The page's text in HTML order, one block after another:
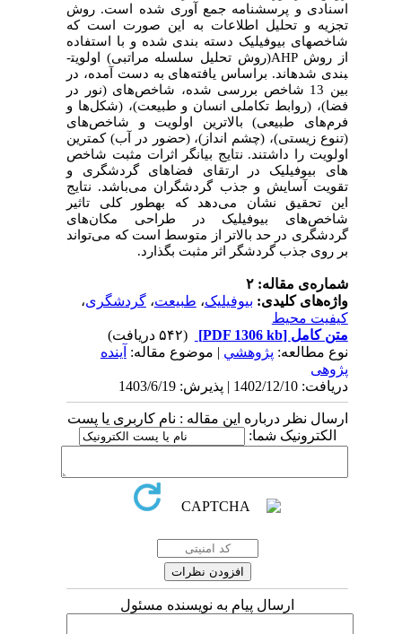
اسنادی و پرسشنامه جمع آوری شده است. روش
تجزیه و تحلیل اطلاعات به این صورت است که
شاخص­های بیوفیلیک دسته بندی شده و با استفاده
از روشAHP(روش تحلیل سلسله مراتبی) اولویت­
بندی شده­اند. براساس یافتههای به دست آمده، در
بین 13 شاخص بررسی شده، شاخص
های (نور در
فضا)، (روابط تکاملی انسان و طبیعت)، (شکلها و
فرمهای طبیعی) بالاترین اولویت و شاخصهای
(تنوع زیستی)، (چشم انداز)، (حضور در آب) کمترین
اولویت را داشتند. نتایج بیانگر اثرات مثبت شاخص
های بیوفیلیک در ارتقای فضاهای گردشگری و
تقویت آسایش و جذب گردشگران میباشد. نتایج
این تحقیق نشان میدهد که به­طور کلی تاثیر
شاخصهای بیوفیلیک در طراحی مکانهای
گردشگری در حد بالاتر از متوسط است که میتواند
بر روی جذب گردشگر اثر مثبت بگذارد.
شماره‌ی مقاله: ۲
واژه‌های کلیدی: بیوفیلیک، طبیعت،گردشگری،
کیفیت محیط
متن کامل [PDF 1306 kb]
(۵۴۲ دریافت)
نوع مطالعه: پژوهشي | موضوع مقاله: آینده
پژوهی
دریافت: 1402/12/10 | پذیرش: 1403/6/19
ارسال نظر درباره این مقاله : نام کاربری یا پست
الکترونیک شما:
ارسال پیام به نویسنده مسئول